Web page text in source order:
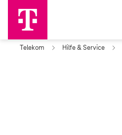
Telekom Hilfe & Service